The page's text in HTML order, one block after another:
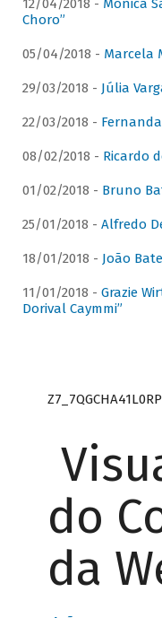
12/04/2018 - Mônica
Choro”
05/04/2018 - Marcela
29/03/2018 - Júlia
22/03/2018 -
08/02/2018 - Ricardo
01/02/2018 - Bruno
25/01/2018 - Alfredo
18/01/2018 - João
11/01/2018 - Grazie
Dorival Caymmi”
do
da